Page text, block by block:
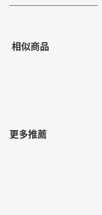
相似商品
更多推薦